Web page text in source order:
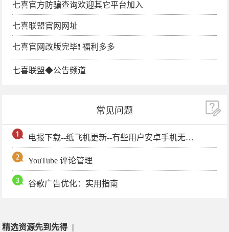
七喜官方防骗查询欢迎其它平台加入
七喜联盟官网网址
七喜官网改版完毕❗️ 福利多多
七喜联盟◆公告频道
常见问题
电报下载--纸飞机更新--有些用户安卓手机无法更新电报软件
YouTube 评论管理
谷歌广告优化：实用指南
精选资源先到先得 |